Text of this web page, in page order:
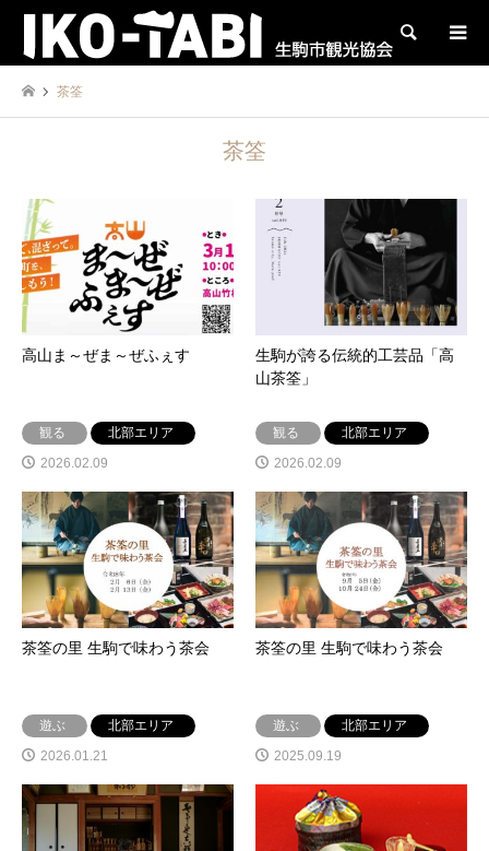
検索
茶筌
茶筌
高山ま～ぜま～ぜふぇす
観る
北部エリア
2026.02.09
生駒が誇る伝統的工芸品「高
山茶筌」
観る
北部エリア
2026.02.09
茶筌の里 生駒で味わう茶会
遊ぶ
北部エリア
2026.01.21
茶筌の里 生駒で味わう茶会
遊ぶ
北部エリア
2025.09.19